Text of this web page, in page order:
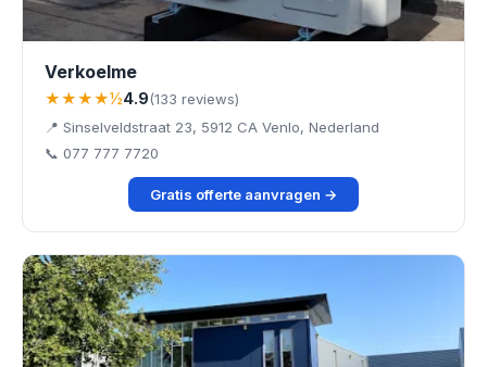
Verkoelme
★★★★½4.9(133 reviews)
📍 Sinselveldstraat 23, 5912 CA Venlo, Nederland
📞 077 777 7720
Gratis offerte aanvragen →